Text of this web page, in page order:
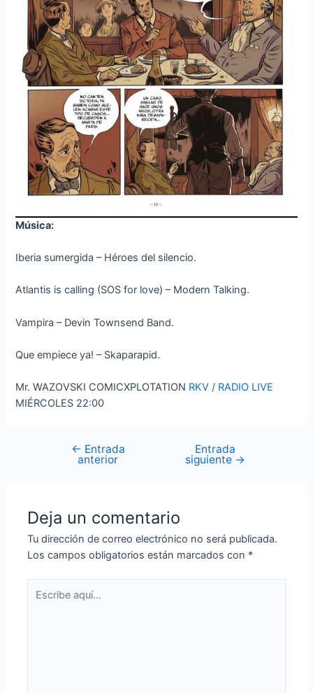
Música:
Iberia sumergida – Héroes del silencio.
Atlantis is calling (SOS for love) – Modern Talking.
Vampira – Devin Townsend Band.
Que empiece ya! – Skaparapid.
Mr. WAZOVSKI COMICXPLOTATION RKV / RADIO LIVE
MIÉRCOLES 22:00
Navegación
← Entrada
anterior
Entrada
siguiente →
Deja un comentario
Tu dirección de correo electrónico no será publicada.
Los campos obligatorios están marcados con *
aquí...